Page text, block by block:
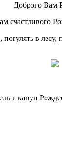
Доброго Вам
счастливого
в
в канун